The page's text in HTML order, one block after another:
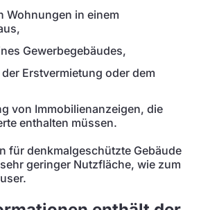
Wohnungen in einem
Gewerbegebäudes,
Erstvermietung oder dem
von Immobilienanzeigen, die
enthalten müssen.
für denkmalgeschützte Gebäude
geringer Nutzfläche, wie zum